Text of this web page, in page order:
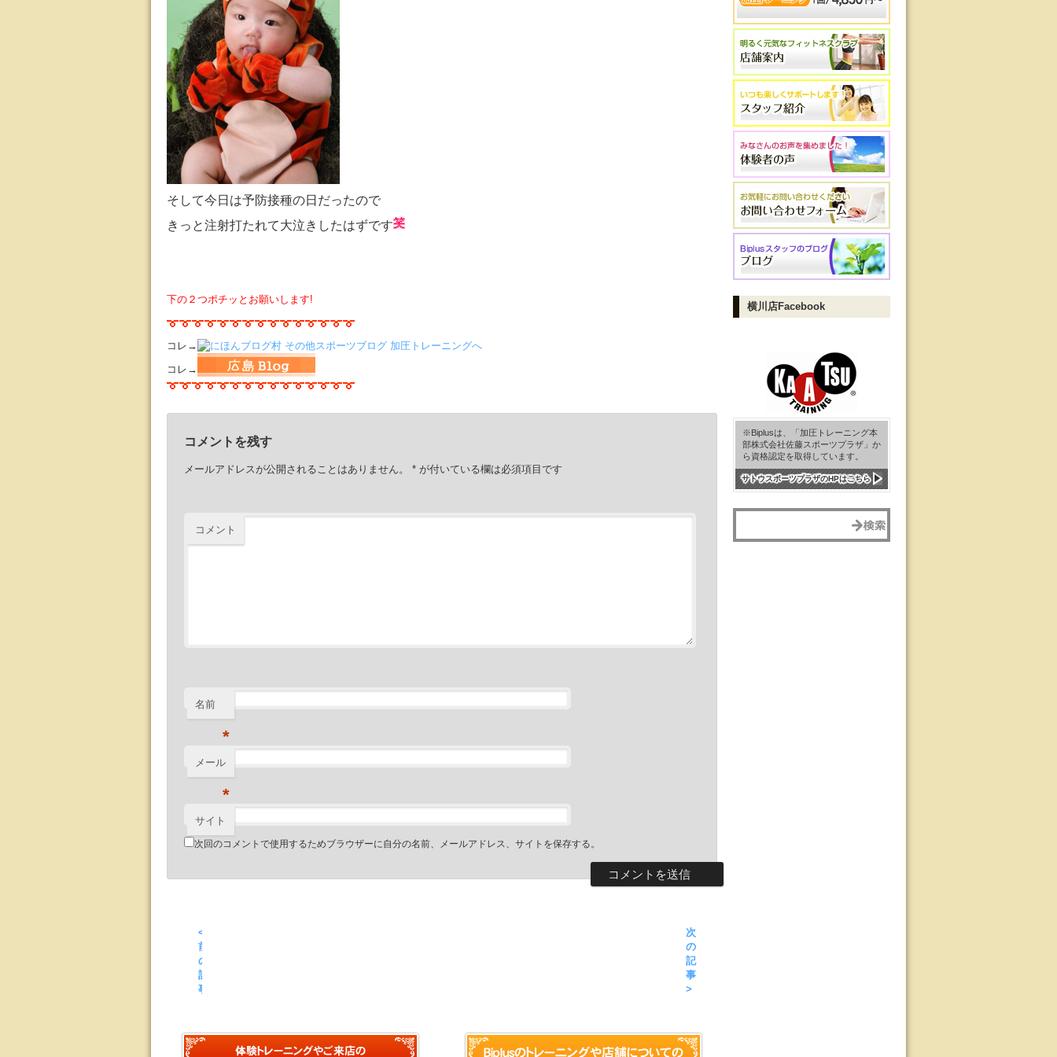
そして今日は予防接種の日だったので
きっと注射打たれて大泣きしたはずです
下の２つポチッとお願いします!
コレ→
コレ→
コメントを残す
メールアドレスが公開されることはありません。 * が付いている欄は必須項目です
コメント
名前
*
メール
*
サイト
次回のコメントで使用するためブラウザーに自分の名前、メールアドレス、サイトを保存する。
<
前
の
記
事
次
の
記
事
>
横川店Facebook
※Biplusは、「加圧トレーニング本
部株式会社佐藤スポーツプラザ」か
ら資格認定を取得しています。
サトウスポーツプラザのHPはこちら